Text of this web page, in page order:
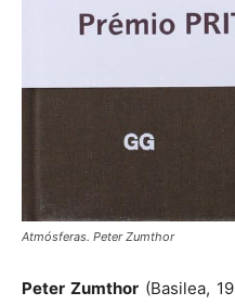
Atmósferas. Peter Zumthor
Peter Zumthor (Basilea,